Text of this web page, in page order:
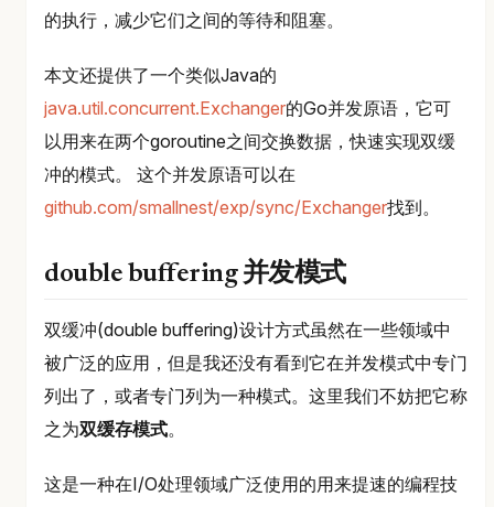
的执行，减少它们之间的等待和阻塞。
本文还提供了一个类似Java的
java.util.concurrent.Exchanger的Go并发原语，它可
以用来在两个goroutine之间交换数据，快速实现双缓
冲的模式。 这个并发原语可以在
github.com/smallnest/exp/sync/Exchanger找到。
double buffering 并发模式
双缓冲(double buffering)设计方式虽然在一些领域中
被广泛的应用，但是我还没有看到它在并发模式中专门
列出了，或者专门列为一种模式。这里我们不妨把它称
之为双缓存模式。
这是一种在I/O处理领域广泛使用的用来提速的编程技